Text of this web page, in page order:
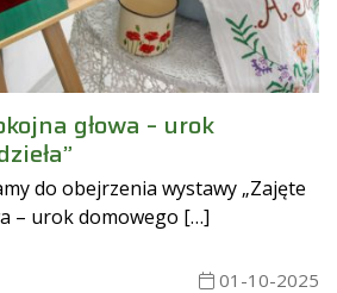
głowa – urok
do obejrzenia wystawy „Zajęte
– urok domowego […]
01-10-2025